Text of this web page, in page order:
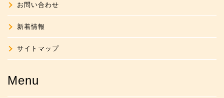
お問い合わせ
新着情報
サイトマップ
Menu